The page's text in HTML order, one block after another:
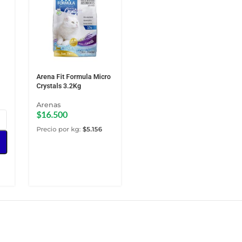
Arena Fit Formula Micro
Crystals 3.2Kg
Arenas
$16.500
Precio por kg: $5.156